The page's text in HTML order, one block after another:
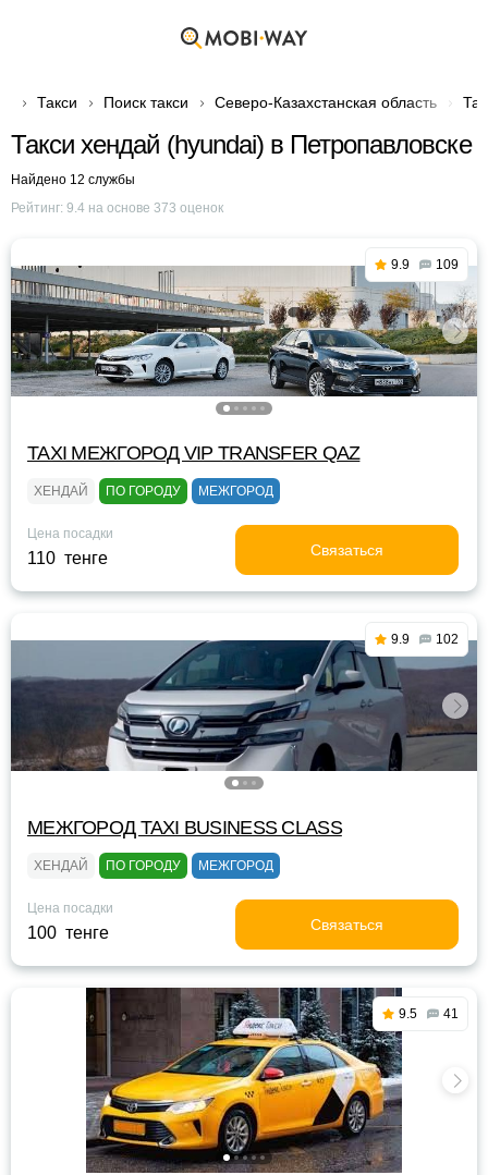
Такси Поиск такси Северо-Казахстанская область
Такси хендай (hyundai) в Петропавловске
Найдено 12 службы
Рейтинг: 9.4 на основе 373 оценок
9.9 109
TAXI МЕЖГОРОД VIP TRANSFER QАZ
ХЕНДАЙ ПО ГОРОДУ МЕЖГОРОД
Цена посадки
110 тенге Связаться
9.9 102
МЕЖГОРОД TAXI BUSINESS CLASS
ХЕНДАЙ ПО ГОРОДУ МЕЖГОРОД
Цена посадки
100 тенге Связаться
9.5 41